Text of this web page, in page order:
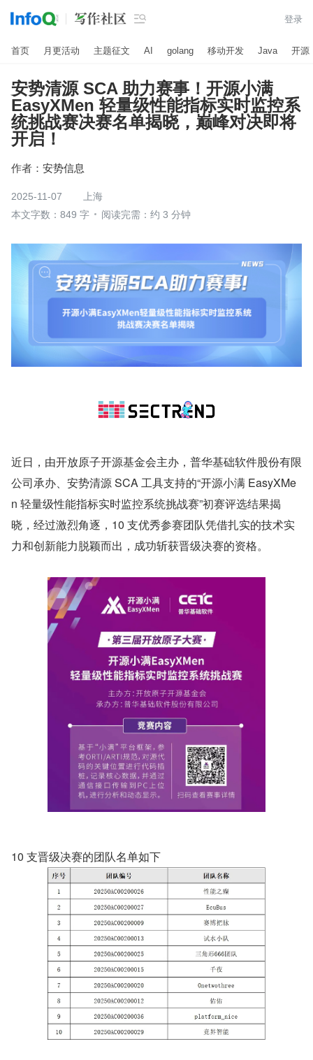
 登录
首页 月更活动 主题征文 AI golang 移动开发 Java 开源
安势清源 SCA 助力赛事！开源小满
EasyXMen 轻量级性能指标实时监控系
统挑战赛决赛名单揭晓，巅峰对决即将
开启！
作者： 安势信息
2025-11-07
上海
本文字数：849 字
阅读完需：约 3 分钟
近日，由开放原子开源基金会主办，普华基础软件股份有限
公司承办、安势清源 SCA 工具支持的“开源小满 EasyXMe
n 轻量级性能指标实时监控系统挑战赛”初赛评选结果揭
晓，经过激烈角逐，10 支优秀参赛团队凭借扎实的技术实
力和创新能力脱颖而出，成功斩获晋级决赛的资格。
10 支晋级决赛的团队名单如下